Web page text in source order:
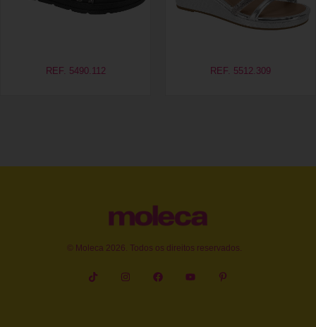
REF. 5490.112 REF. 5512.309
© Moleca 2026. Todos os direitos reservados.